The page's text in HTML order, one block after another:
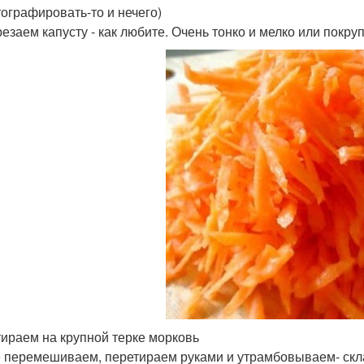
то и нечего)
капусту - как любите. Очень тонко и мелко или
на крупной терке морковь
перемешиваем, перетираем руками и утрамбовываем-